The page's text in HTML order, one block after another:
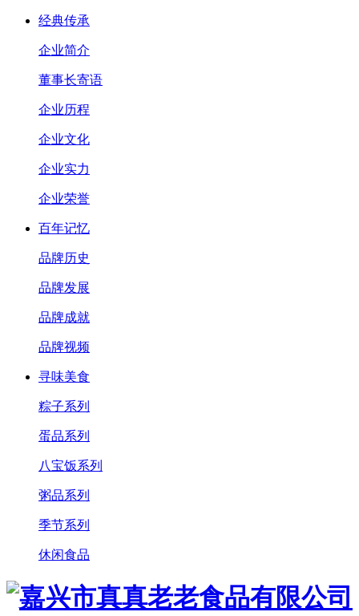
经典传承
企业简介
董事长寄语
企业历程
企业文化
企业实力
企业荣誉
百年记忆
品牌历史
品牌发展
品牌成就
品牌视频
寻味美食
粽子系列
蛋品系列
八宝饭系列
粥品系列
季节系列
休闲食品